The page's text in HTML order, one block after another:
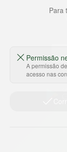
Para
Permissão
A permissão
acesso nas